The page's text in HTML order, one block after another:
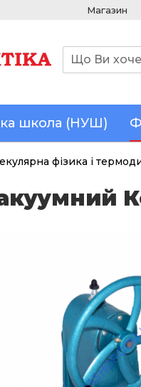
Магазин
школа (НУШ)
фізика і